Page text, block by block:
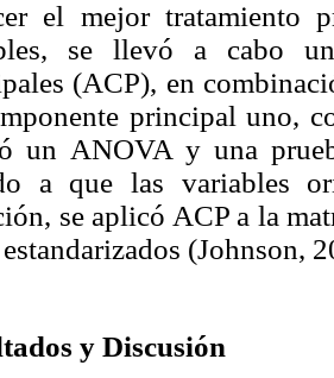
el mejor tratamiento
se llevó a cabo
(ACP), en
principal uno,
un ANOVA y una
a que las variables
se aplicó ACP a la
(Johnson,
y Discusión